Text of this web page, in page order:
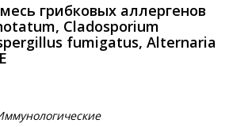
грибковых аллергенов
Cladosporium
fumigatus, Alternaria